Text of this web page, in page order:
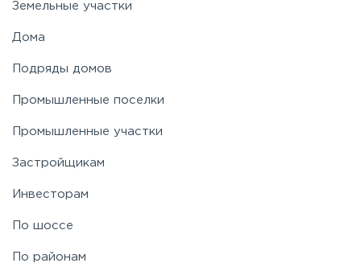
Земельные участки
Дома
Подряды домов
Промышленные поселки
Промышленные участки
Застройщикам
Инвесторам
По шоссе
По районам